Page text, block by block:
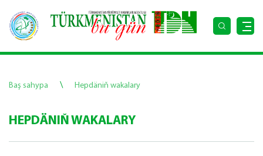
Baş sahypa \ Hepdäniň wakalary
HEPDÄNIŇ WAKALARY